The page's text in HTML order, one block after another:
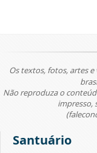
Os textos, fotos, artes
Não reproduza o
impresso,
Santuário